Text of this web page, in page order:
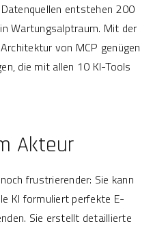
entstehen 200
Wartungsalptraum. Mit der
von MCP genügen
die mit allen 10 KI-Tools
Akteur
frustrierender: Sie kann
KI formuliert perfekte E-
Sie erstellt detaillierte